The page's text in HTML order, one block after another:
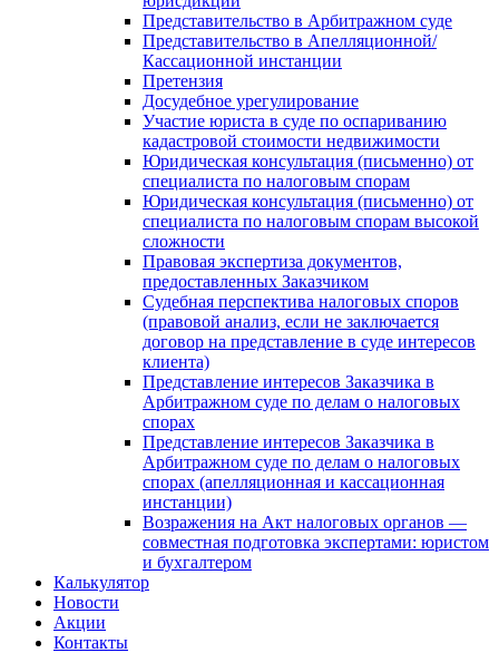
Представительство в Арбитражном суде
Представительство в Апелляционной/
Кассационной инстанции
Претензия
Досудебное урегулирование
Участие юриста в суде по оспариванию
кадастровой стоимости недвижимости
Юридическая консультация (письменно) от
специалиста по налоговым спорам
Юридическая консультация (письменно) от
специалиста по налоговым спорам высокой
сложности
Правовая экспертиза документов,
предоставленных Заказчиком
Судебная перспектива налоговых споров
(правовой анализ, если не заключается
договор на представление в суде интересов
клиента)
Представление интересов Заказчика в
Арбитражном суде по делам о налоговых
спорах
Представление интересов Заказчика в
Арбитражном суде по делам о налоговых
спорах (апелляционная и кассационная
инстанции)
Возражения на Акт налоговых органов —
совместная подготовка экспертами: юристом
и бухгалтером
Калькулятор
Новости
Акции
Контакты